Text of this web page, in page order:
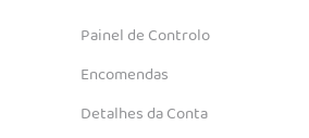
Painel de Controlo
Encomendas
Detalhes da Conta